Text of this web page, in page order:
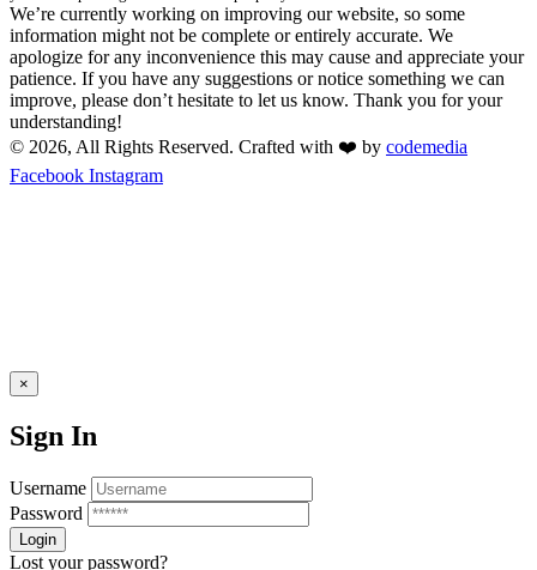
We’re currently working on improving our website, so some
information might not be complete or entirely accurate. We
apologize for any inconvenience this may cause and appreciate your
patience. If you have any suggestions or notice something we can
improve, please don’t hesitate to let us know. Thank you for your
understanding!
© 2026, All Rights Reserved. Crafted with ❤️ by codemedia
Facebook Instagram
×
Sign In
Username
Password
Lost your password?